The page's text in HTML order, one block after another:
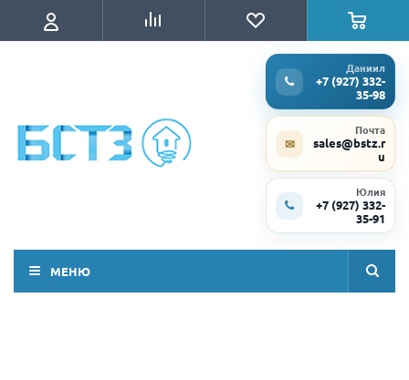
Даниил
+7 (927) 332-
35-98
✉
Почта
sales@bstz.r
u
Юлия
+7 (927) 332-
35-91
МЕНЮ